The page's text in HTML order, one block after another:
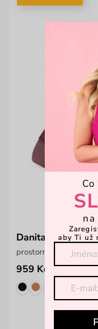
Danita Wine
prostorná crossbody
959 Kč 1 199 Kč
aby Ti už